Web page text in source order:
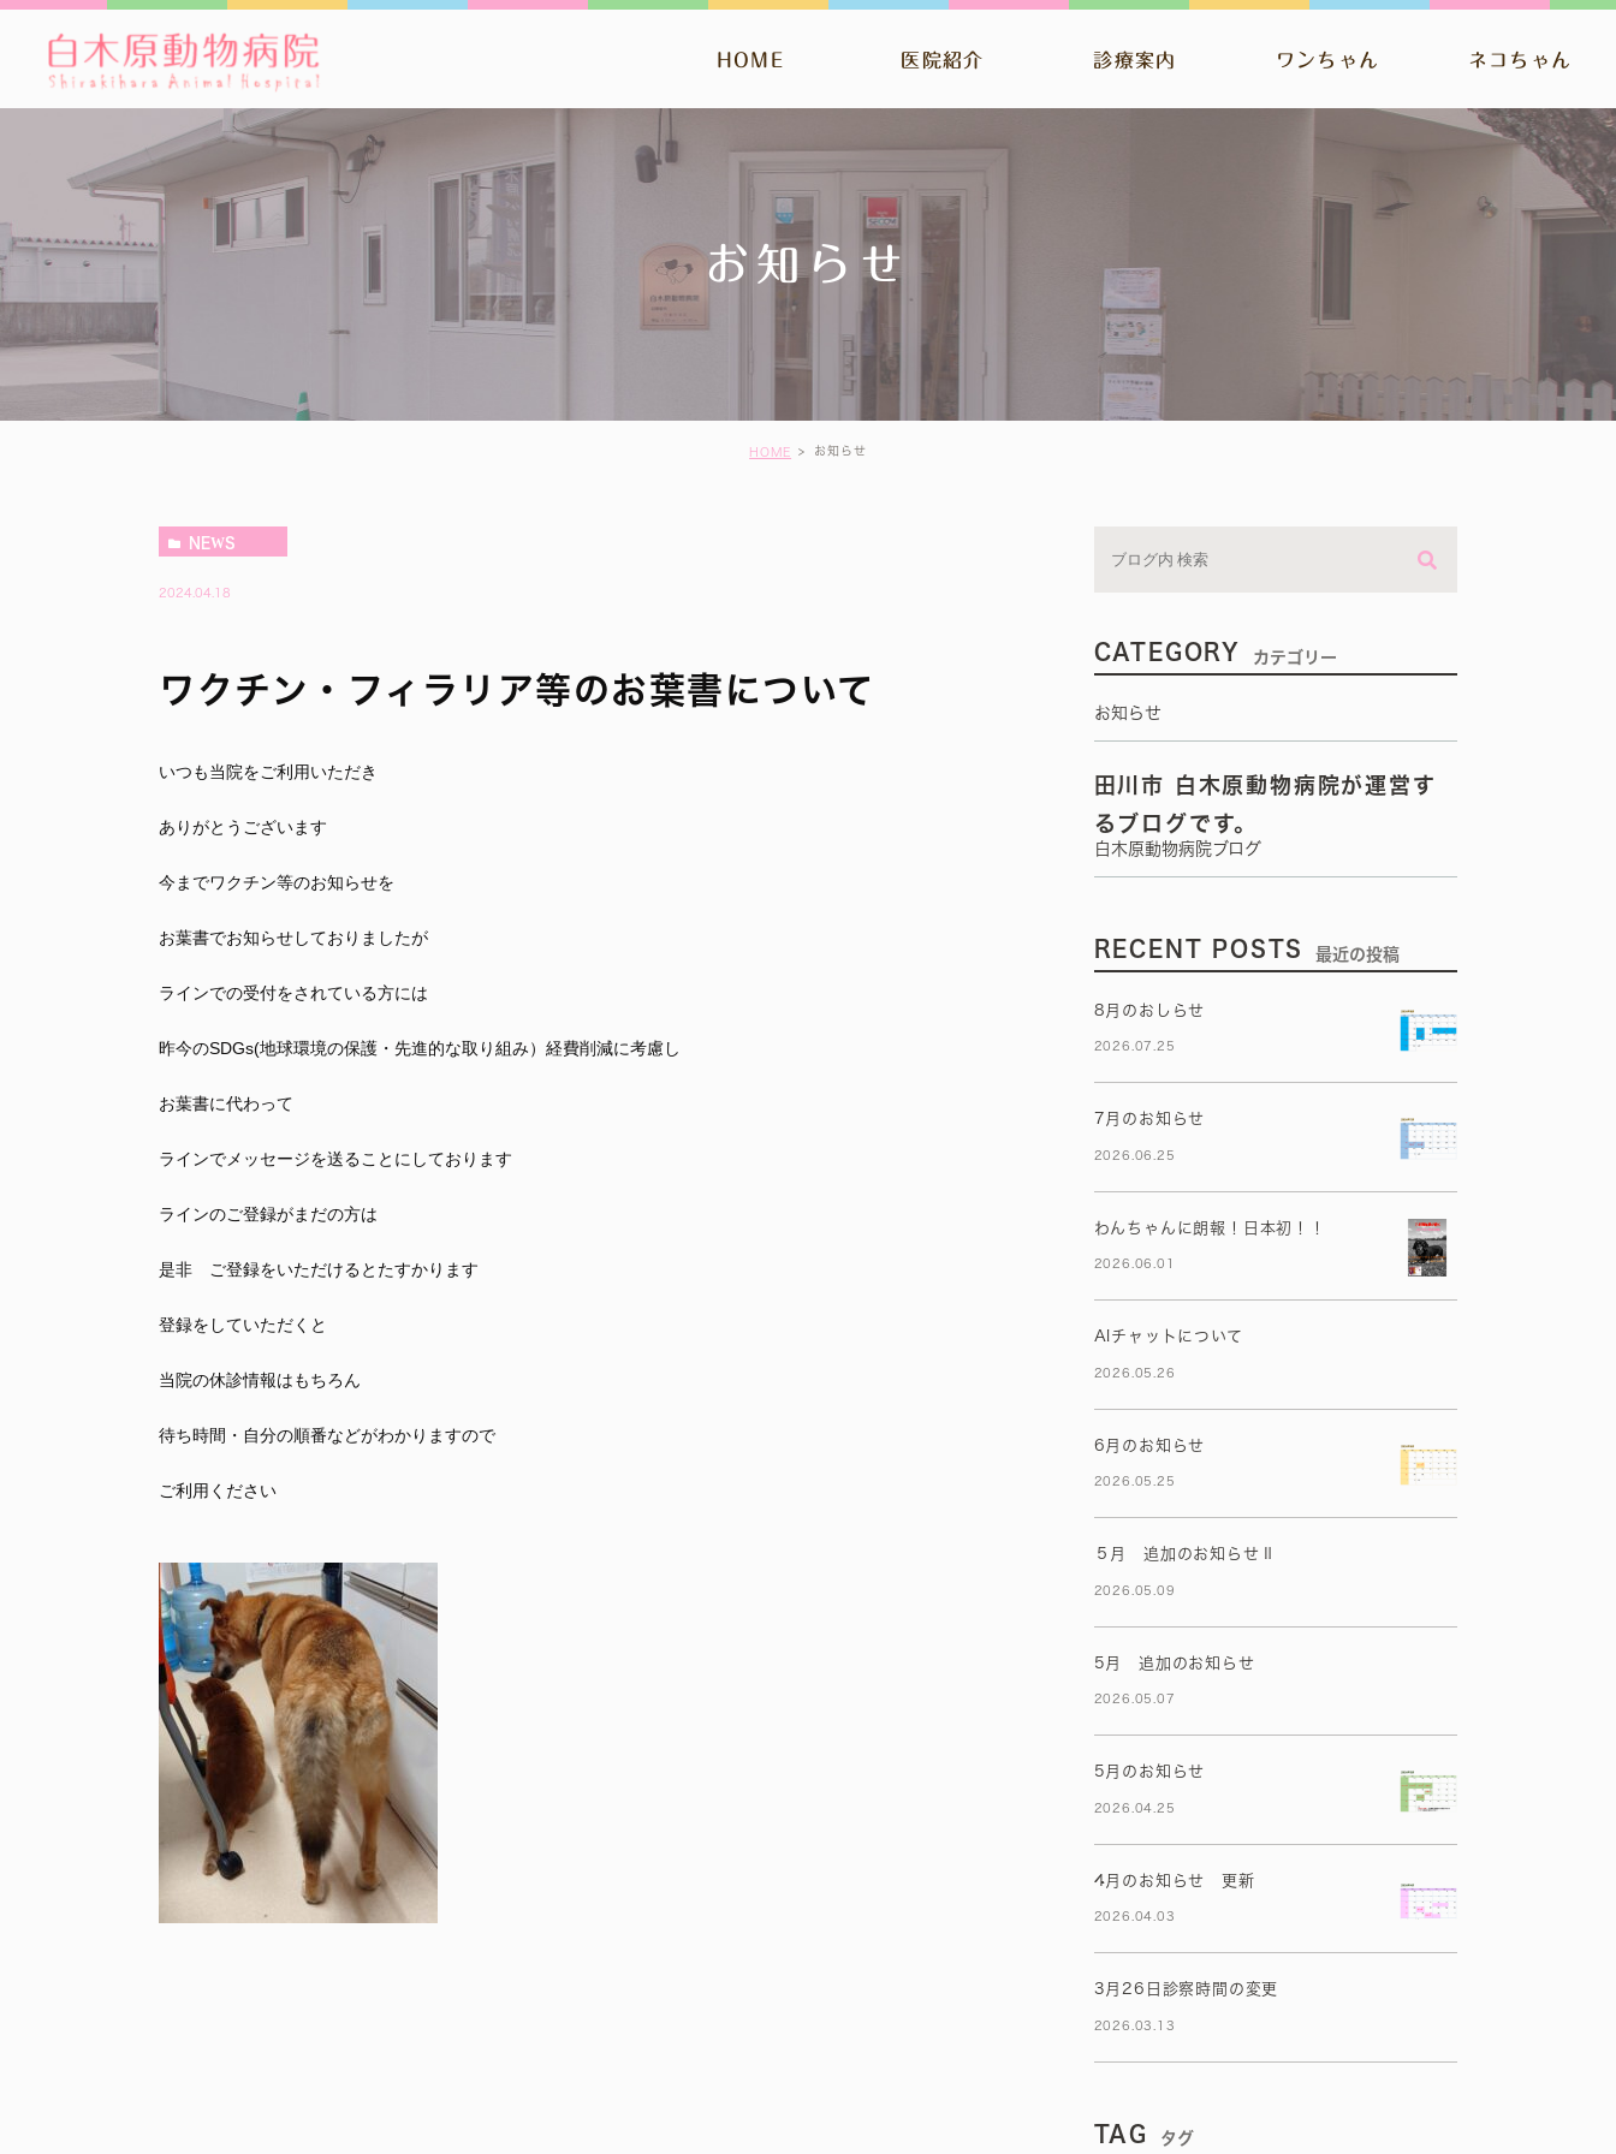
HOME 医院紹介 診療案内 ワンちゃん ネコちゃん
お知らせ
HOME お知らせ
NEWS
2024.04.18
ワクチン・フィラリア等のお葉書について
いつも当院をご利用いただき
ありがとうございます
今までワクチン等のお知らせを
お葉書でお知らせしておりましたが
ラインでの受付をされている方には
昨今のSDGs(地球環境の保護・先進的な取り組み）経費削減に考慮し
お葉書に代わって
ラインでメッセージを送ることにしております
ラインのご登録がまだの方は
是非 ご登録をいただけるとたすかります
登録をしていただくと
当院の休診情報はもちろん
待ち時間・自分の順番などがわかりますので
ご利用ください
CATEGORY カテゴリー
お知らせ
田川市 白木原動物病院が運営す
るブログです。
白木原動物病院ブログ
RECENT POSTS 最近の投稿
8月のおしらせ
2026.07.25
7月のお知らせ
2026.06.25
わんちゃんに朗報！日本初！！
2026.06.01
AIチャットについて
2026.05.26
6月のお知らせ
2026.05.25
５月 追加のお知らせⅡ
2026.05.09
5月 追加のお知らせ
2026.05.07
5月のお知らせ
2026.04.25
4月のお知らせ 更新
2026.04.03
3月26日診察時間の変更
2026.03.13
TAG タグ